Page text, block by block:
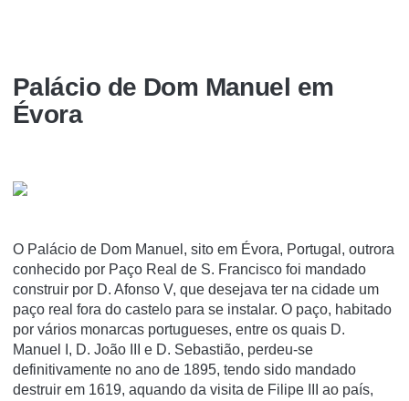
Palácio de Dom Manuel em
Évora
O Palácio de Dom Manuel, sito em Évora, Portugal, outrora
conhecido por Paço Real de S. Francisco foi mandado
construir por D. Afonso V, que desejava ter na cidade um
paço real fora do castelo para se instalar. O paço, habitado
por vários monarcas portugueses, entre os quais D.
Manuel I, D. João III e D. Sebastião, perdeu-se
definitivamente no ano de 1895, tendo sido mandado
destruir em 1619, aquando da visita de Filipe III ao paí­s,